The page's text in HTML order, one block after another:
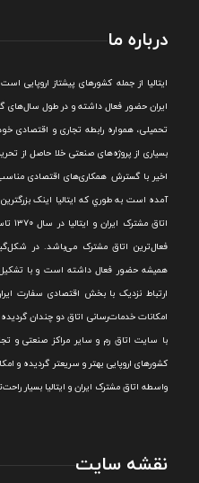
درباره ما
ايتاليا از جمله کشورهای پيشتاز
ايران حضور فعال داشته و در طول
تحميلی، همواره رابطه تجاری و اقتصادی
بسياری از پروژه‌های صنعتی خلا حاصل از
اخير با گسترش همکاری‌های اقتصادی
آمده است به طوري که ايتاليا اينک
فعال‌ترین اتاق مشترک می‌باشد.در
هميشه حضور فعال داشته است و با تشکيل
ارتباط نزديک با بخش اقتصادی سفارت
امکانات خدمات‌رسانی اتاق دو چندان
با سايت اتاق رم و ساير مراکز صنعتی و
کشورهای اروپایی بهتر و سريعتر گرديده و
واسطه اتاق مشترک ایران و ایتالیا بسیار
نقشه سایت